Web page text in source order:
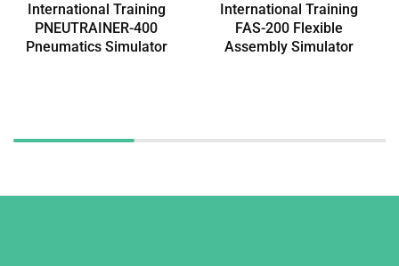
International Training
PNEUTRAINER-400
Pneumatics Simulator
International Training
FAS-200 Flexible
Assembly Simulator